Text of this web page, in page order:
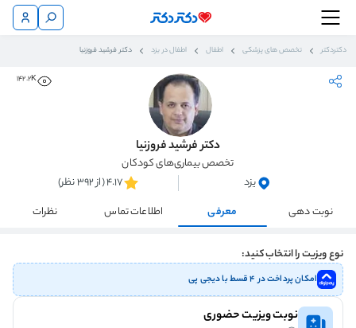
دکتردکتر تخصص های پزشکی اطفال اطفال در یزد دکتر فرشید فروزنیا
142.2K
دکتر فرشید فروزنیا
تخصص بیماری‌های کودکان
یزد
4.17 (از 392 نظر)
نوبت دهی
معرفی اطلاعات تماس نظرات
نوع ویزیت را انتخاب کنید:
امکان پرداخت در ۴ قسط با دیجی پی
نوبت ویزیت حضوری